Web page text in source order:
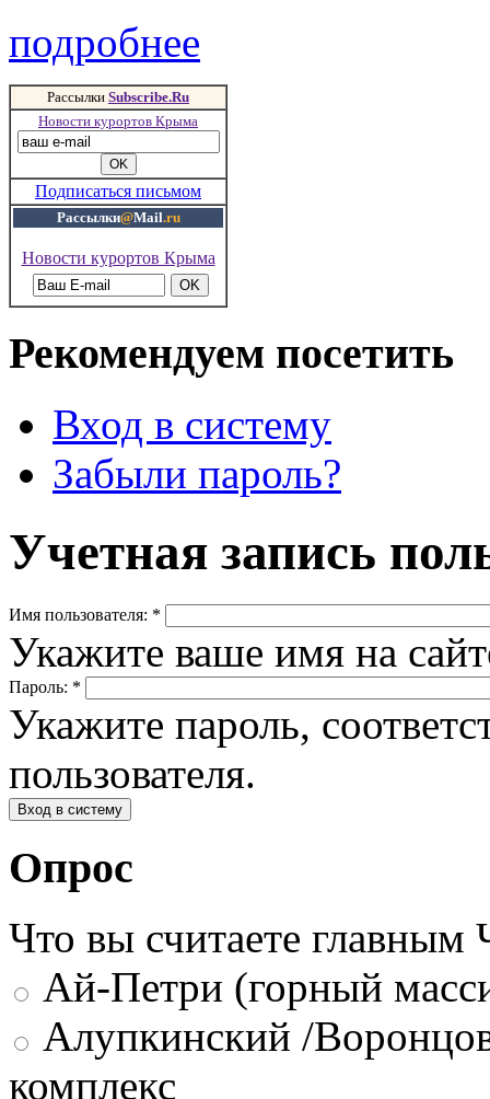
подробнее
Рассылки Subscribe.Ru
Новости курортов Крыма
Подписаться письмом
Рассылки@Mail.ru
Новости курортов Крыма
Рекомендуем посетить
Вход в систему
Забыли пароль?
Учетная запись
Имя пользователя: *
Укажите ваше имя на
Пароль: *
Укажите пароль,
пользователя.
Опрос
Что вы считаете
Ай-Петри (горный
Алупкинский /
комплекс